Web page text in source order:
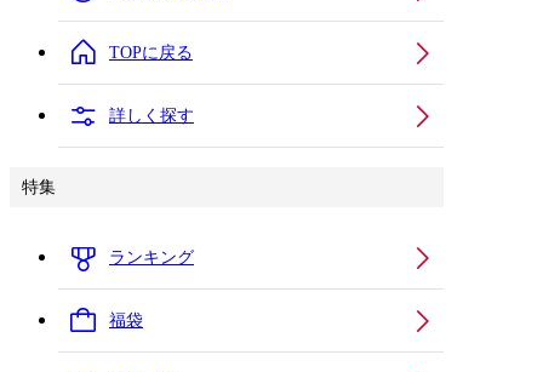
TOPに戻る
詳しく探す
特集
ランキング
福袋